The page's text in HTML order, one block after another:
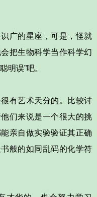
广的星座，可是，怪就
把生物科学当作科学幻
明误”吧。
有艺术天分的。比较讨
们来说是一个很大的挑
亲自做实验验证其正确
般的如同乱码的化学符